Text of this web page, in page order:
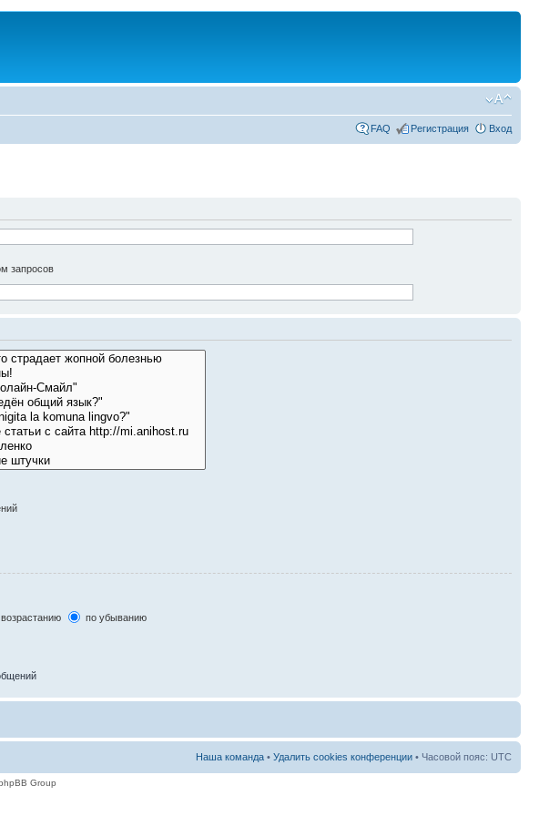
FAQ Регистрация Вход
запросов
по убыванию
Наша команда • Удалить cookies конференции • Часовой пояс: UTC
Group